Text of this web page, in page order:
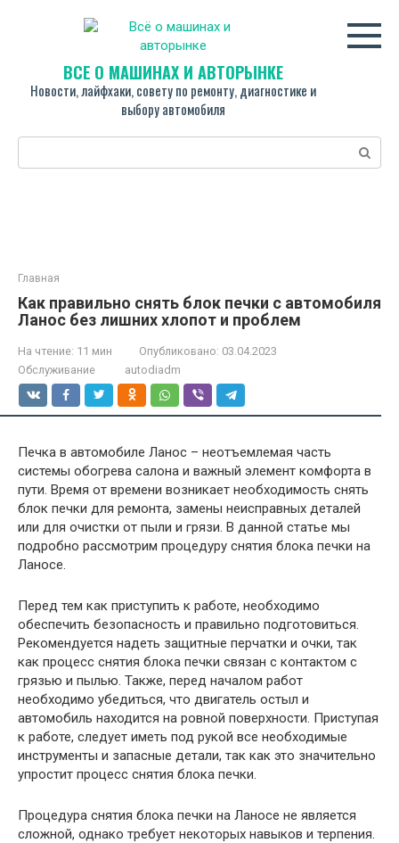
ВСЁ О МАШИНАХ И АВТОРЫНКЕ
Новости, лайфхаки, совету по ремонту, диагностике и
выбору автомобиля
Поиск:
Главная
Как правильно снять блок печки с автомобиля
Ланос без лишних хлопот и проблем
На чтение: 11 мин Опубликовано: 03.04.2023
Обслуживание
autodiadm
Печка в автомобиле Ланос – неотъемлемая часть
системы обогрева салона и важный элемент комфорта в
пути. Время от времени возникает необходимость снять
блок печки для ремонта, замены неисправных деталей
или для очистки от пыли и грязи. В данной статье мы
подробно рассмотрим процедуру снятия блока печки на
Ланосе.
Перед тем как приступить к работе, необходимо
обеспечить безопасность и правильно подготовиться.
Рекомендуется надеть защитные перчатки и очки, так
как процесс снятия блока печки связан с контактом с
грязью и пылью. Также, перед началом работ
необходимо убедиться, что двигатель остыл и
автомобиль находится на ровной поверхности. Приступая
к работе, следует иметь под рукой все необходимые
инструменты и запасные детали, так как это значительно
упростит процесс снятия блока печки.
Процедура снятия блока печки на Ланосе не является
сложной, однако требует некоторых навыков и терпения.